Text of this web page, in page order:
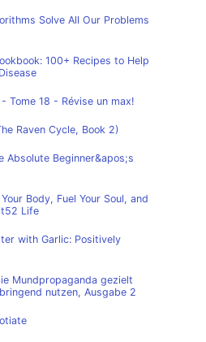
Solve All Our Problems
100+ Recipes to Help
Tome 18 - Révise un max!
Raven Cycle, Book 2)
Absolute Beginner&apos;s
Body, Fuel Your Soul, and
Life
with Garlic: Positively
Mundpropaganda gezielt
nutzen, Ausgabe 2